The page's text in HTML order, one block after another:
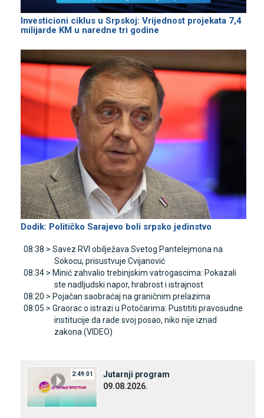
Investicioni ciklus u Srpskoj: Vrijednost projekata 7,4
milijarde KM u naredne tri godine
Dodik: Političko Sarajevo boli srpsko jedinstvo
08:38 > Savez RVI obilježava Svetog Pantelejmona na
Sokocu, prisustvuje Cvijanović
08:34 > Minić zahvalio trebinjskim vatrogascima: Pokazali
ste nadljudski napor, hrabrost i istrajnost
08:20 > Pojačan saobraćaj na graničnim prelazima
08:05 > Graorac o istrazi u Potočarima: Pustititi pravosudne
institucije da rade svoj posao, niko nije iznad
zakona (VIDEO)
2:49:01
Јutarnji program
09.08.2026.